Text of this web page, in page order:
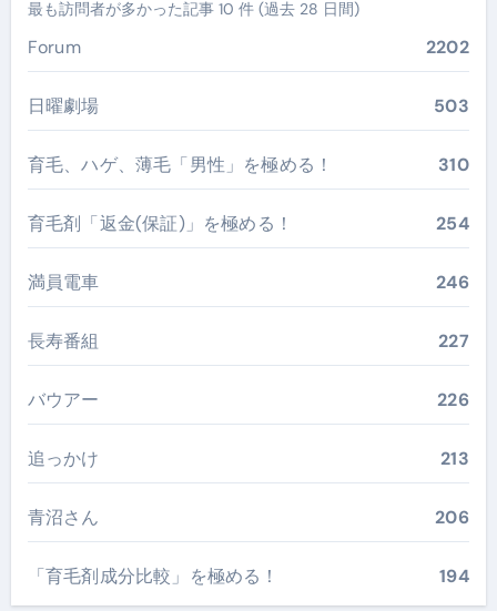
最も訪問者が多かった記事 10 件 (過去 28 日間)
Forum 2202
日曜劇場 503
育毛、ハゲ、薄毛「男性」を極める！ 310
育毛剤「返金(保証)」を極める！ 254
満員電車 246
長寿番組 227
バウアー 226
追っかけ 213
青沼さん 206
「育毛剤成分比較」を極める！ 194